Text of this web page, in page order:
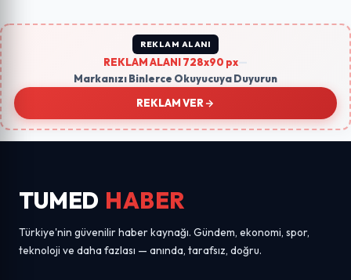
REKLAM ALANI
REKLAM ALANI 728x90 px
Markanızı Binlerce Okuyucuya Duyurun
REKLAM VER
TUMED HABER
Türkiye'nin güvenilir haber kaynağı. Gündem, ekonomi, spor,
teknoloji ve daha fazlası — anında, tarafsız, doğru.